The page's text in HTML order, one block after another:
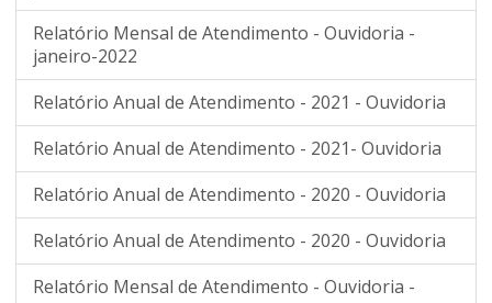
Relatório Mensal de Atendimento - Ouvidoria -
janeiro-2022
Relatório Anual de Atendimento - 2021 - Ouvidoria
Relatório Anual de Atendimento - 2021- Ouvidoria
Relatório Anual de Atendimento - 2020 - Ouvidoria
Relatório Anual de Atendimento - 2020 - Ouvidoria
Relatório Mensal de Atendimento - Ouvidoria -